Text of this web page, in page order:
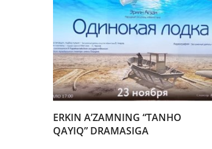
ERKIN A’ZAMNING “TANHO
QAYIQ” DRAMASIGA